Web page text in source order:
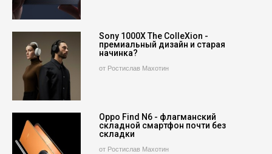
Sony 1000X The ColleXion -
премиальный дизайн и старая
начинка?
от Ростислав Махотин
Oppo Find N6 - флагманский
складной смартфон почти без
складки
от Ростислав Махотин